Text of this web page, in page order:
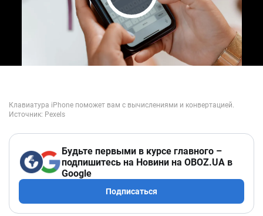
Play Video
Будьте первыми в курсе главного –
подпишитесь на Новини на OBOZ.UA в
Google
Подписаться